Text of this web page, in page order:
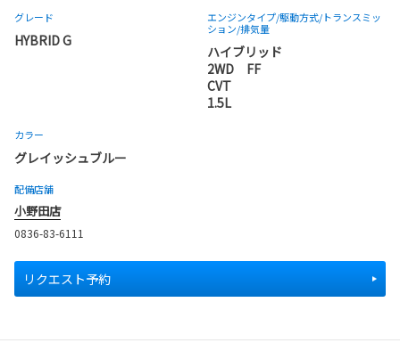
グレード
HYBRID G
エンジンタイプ/駆動方式/トランスミッ
ション/排気量
ハイブリッド
2WD FF
CVT
1.5L
カラー
グレイッシュブルー
配備店舗
小野田店
0836-83-6111
リクエスト予約